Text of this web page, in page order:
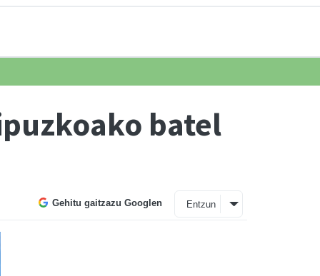
batel
Gehitu gaitzazu Googlen Entzun